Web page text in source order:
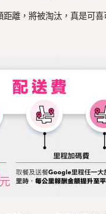
距離，將被淘汰，真是可